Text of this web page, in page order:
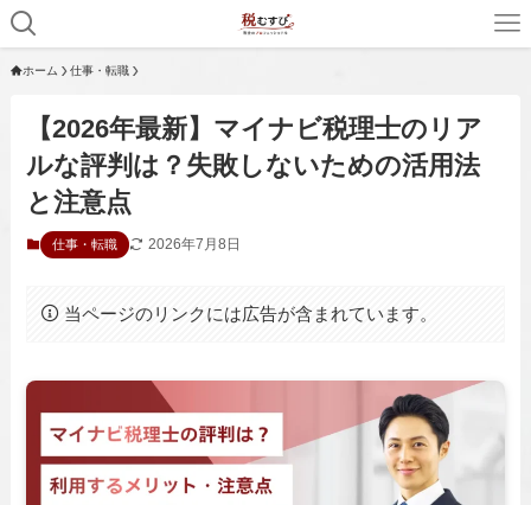
ホーム 仕事・転職
【2026年最新】マイナビ税理士のリア
ルな評判は？失敗しないための活用法
と注意点
仕事・転職 2026年7月8日
当ページのリンクには広告が含まれています。